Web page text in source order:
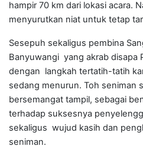
hampir 70 km dari lokasi acara.
menyurutkan niat untuk tetap
Sesepuh sekaligus pembina
Banyuwangi yang akrab disapa
dengan langkah tertatih-tatih
sedang menurun. Toh seniman
bersemangat tampil, sebagai
terhadap suksesnya
sekaligus wujud kasih dan
seniman.